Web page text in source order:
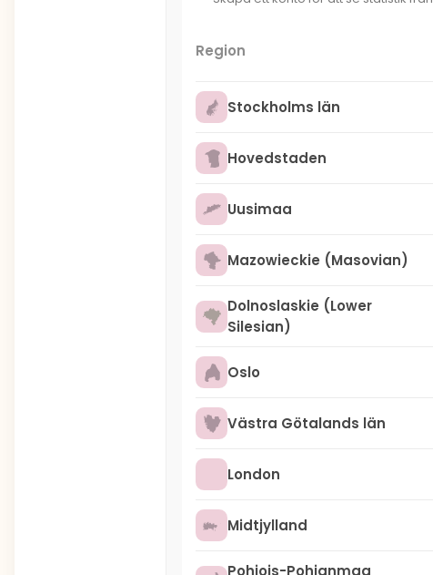
Region
Stockholms län
Hovedstaden
Uusimaa
Mazowieckie (Masovian)
Dolnoslaskie (Lower
Silesian)
Oslo
Västra Götalands län
London
Midtjylland
Pohjois-Pohjanmaa